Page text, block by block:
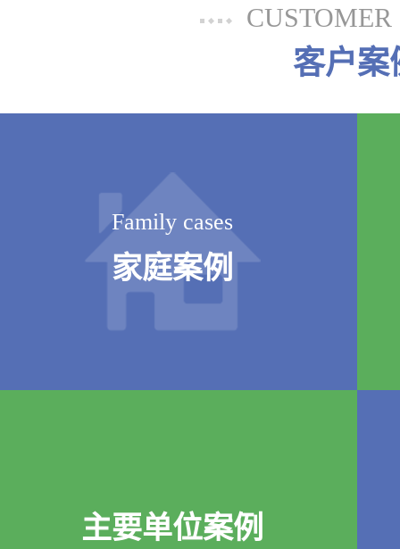
CUSTOMER
客户案
Family cases
家庭案例
主要单位案例